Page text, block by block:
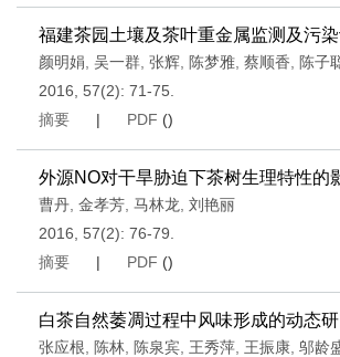
福建茶园土壤及茶叶重金属监测及污
颜明娟 吴一群 张辉 陈梦雅 蔡顺香
陈子
2016, 57(2): 71-75.
摘要
| PDF ()
外源NO对干旱胁迫下茶树生理特性的
曹丹 金孝芳 马林龙 刘艳丽
2016, 57(2): 76-79.
摘要
| PDF ()
白茶自然萎凋过程中风味形成的动态
张应根 陈林 陈泉宾 王秀萍 王振康 邬龄